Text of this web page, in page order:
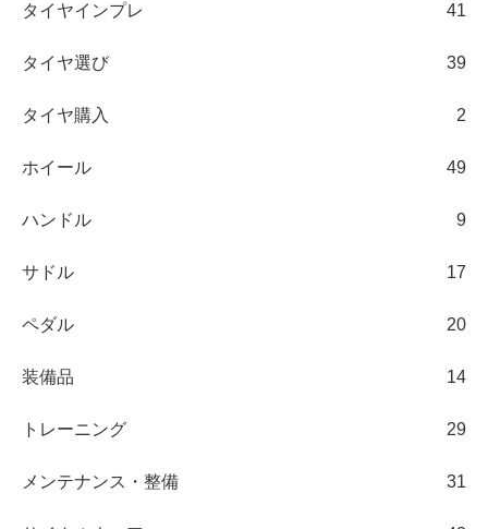
タイヤインプレ 41
タイヤ選び 39
タイヤ購入 2
ホイール 49
ハンドル 9
サドル 17
ペダル 20
装備品 14
トレーニング 29
メンテナンス・整備 31